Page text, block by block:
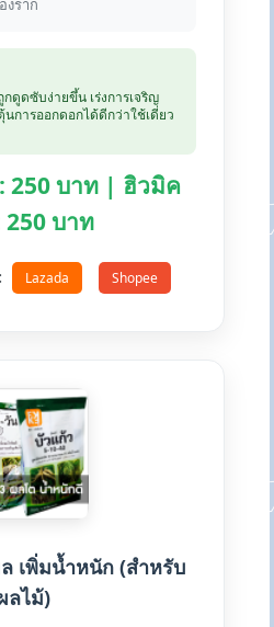
งราก
ดูดซับง่ายขึ้น เร่งการเจริญ
นการออกดอกได้ดีกว่าใช้เดี่ยว
250 บาท | ฮิวมิค
250 บาท
Lazada Shopee
เพิ่มน้ำหนัก (สำหรับ
ลไม้)